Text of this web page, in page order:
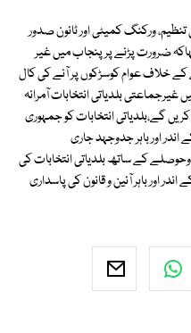
ورکنگ کمیٹی اور ٹائون صدور
ضرورت پڑنے پر پنجاب میں غیر
خلاف عوام کوسڑکوں پر آنے کی کال
غیرجماعتی بلدیاتی انتخابات آمرانہ
گے،بلدیاتی انتخابات کو جمہوری
اور باہر جدوجہد جاری
وحوصلے کے ساتھ بلدیاتی انتخابات کی
اور باہر آئین و قانون کی پاسداری